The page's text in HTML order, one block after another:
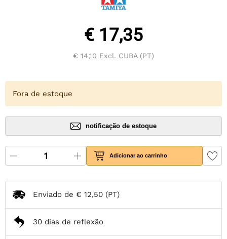
€ 17,35
€ 14,10 Excl. CUBA (PT)
Fora de estoque
notificação de estoque
Adicionar ao carrinho
Enviado de € 12,50 (PT)
30 dias de reflexão